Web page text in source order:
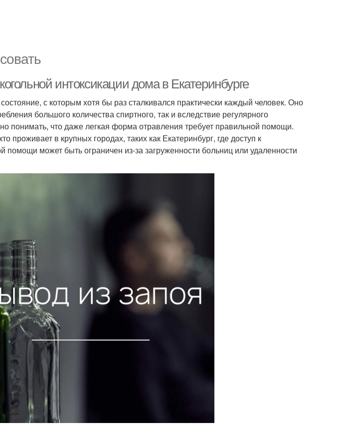
интоксикации дома в Екатеринбурге
с которым хотя бы раз сталкивался практически каждый человек. Оно
большого количества спиртного, так и вследствие регулярного
понимать, что даже легкая форма отравления требует правильной помощи.
проживает в крупных городах, таких как Екатеринбург, где доступ к
помощи может быть ограничен из-за загруженности больниц или удаленности